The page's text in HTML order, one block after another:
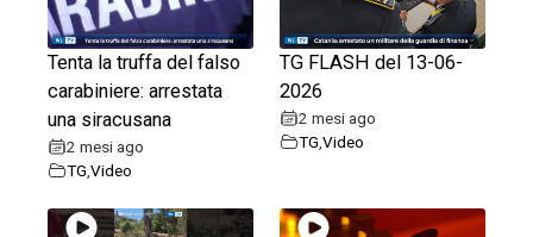
Tenta la truffa del falso
carabiniere: arrestata
una siracusana
2 mesi ago
TG Video
TG FLASH del 13-06-
2026
2 mesi ago
TG ,Video